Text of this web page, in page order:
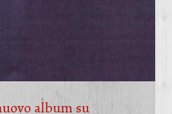
album su